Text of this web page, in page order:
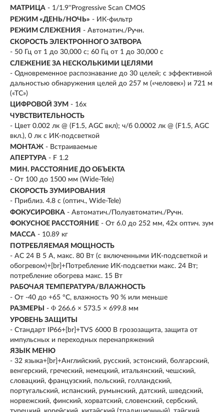
МАТРИЦА - 1/1.9''Progressive Scan CMOS
РЕЖИМ «ДЕНЬ/НОЧЬ» - ИК-фильтр
РЕЖИМ СЛЕЖЕНИЯ - Автоматич./Ручн.
СКОРОСТЬ ЭЛЕКТРОННОГО ЗАТВОРА
- 50 Гц от 1 до 30,000 с; 60 Гц от 1 до 30,000 с
СЛЕЖЕНИЕ ЗА НЕСКОЛЬКИМИ ЦЕЛЯМИ
- Одновременное распознавание до 30 целей; с эффективной
дальностью обнаружения целей до 257 м («человек») и 721 м
(«ТС»)
ЦИФРОВОЙ ЗУМ - 16х
ЧУВСТВИТЕЛЬНОСТЬ
- Цвет 0.002 лк @ (F1.5, AGC вкл); ч/б 0.0002 лк @ (F1.5, AGC
вкл.), 0 лк с ИК-подсветкой
МОНТАЖ - Встраиваемые
АПЕРТУРА - F 1.2
МИН. РАССТОЯНИЕ ДО ОБЪЕКТА
- От 100 до 1500 мм (Wide-Tele)
СКОРОСТЬ ЗУМИРОВАНИЯ
- Приблиз. 4.8 с (оптич., Wide-Tele)
ФОКУСИРОВКА - Автоматич./Полуавтоматич./Ручн.
ФОКУСНОЕ РАССТОЯНИЕ - От 6.0 до 252 мм, 42х оптич. зум
МАССА - 10.89 кг
ПОТРЕБЛЯЕМАЯ МОЩНОСТЬ
- AC 24 В 5 А, макс. 80 Вт (с включенными ИК-подсветкой и
обогревом)+[br]+Потребление ИК-подсветки макс. 24 Вт;
потребление обогрева макс. 15 Вт
РАБОЧАЯ ТЕМПЕРАТУРА/ВЛАЖНОСТЬ
- От -40 до +65 °C, влажность 90 % или меньше
РАЗМЕРЫ
- Φ 266.6 × 573.5 × 699.8 мм
УРОВЕНЬ ЗАЩИТЫ
- Стандарт IP66+[br]+TVS 6000 В грозозащита, защита от
импульсных и переходных перенапряжений
ЯЗЫК МЕНЮ
- 32 языка+[br]+Английский, русский, эстонский, болгарский,
венгерский, греческий, немецкий, итальянский, чешский,
словацкий, французский, польский, голландский,
португальский, испанский, румынский, датский, шведский,
норвежский, финский, хорватский, словенский, сербский,